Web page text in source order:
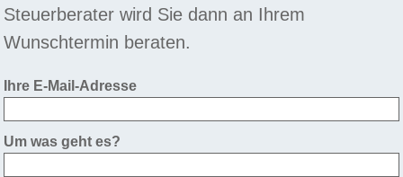
Steuerberater wird Sie dann an Ihrem
Wunschtermin beraten.
Ihre E-Mail-Adresse
Um was geht es?